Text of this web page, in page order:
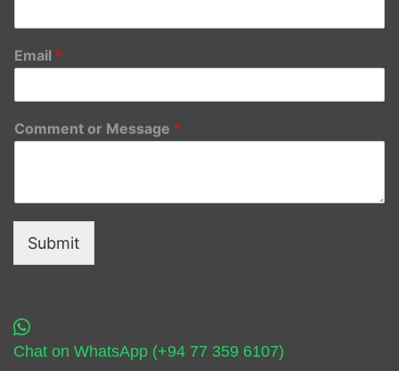
Email *
Comment or Message *
Submit
Chat on WhatsApp (+94 77 359 6107)